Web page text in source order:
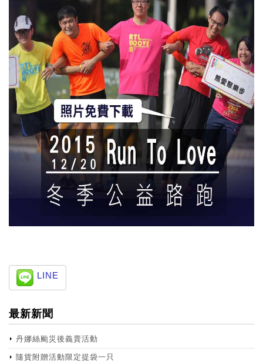
LINE
最新新聞
丹娜絲颱災後義賣活動
隨貨附贈活動限定提袋一只